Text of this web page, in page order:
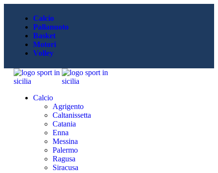
Calcio
Pallanuoto
Basket
Motori
Volley
Calcio
Agrigento
Caltanissetta
Catania
Enna
Messina
Palermo
Ragusa
Siracusa